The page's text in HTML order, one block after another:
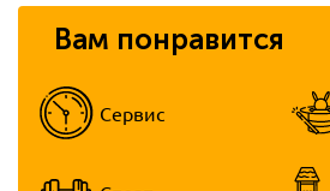
Вам понравится
Сервис